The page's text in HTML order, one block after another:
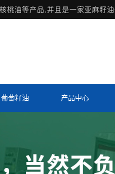
桃油等产品,并且是一家亚麻籽
葡萄籽油 产品中心